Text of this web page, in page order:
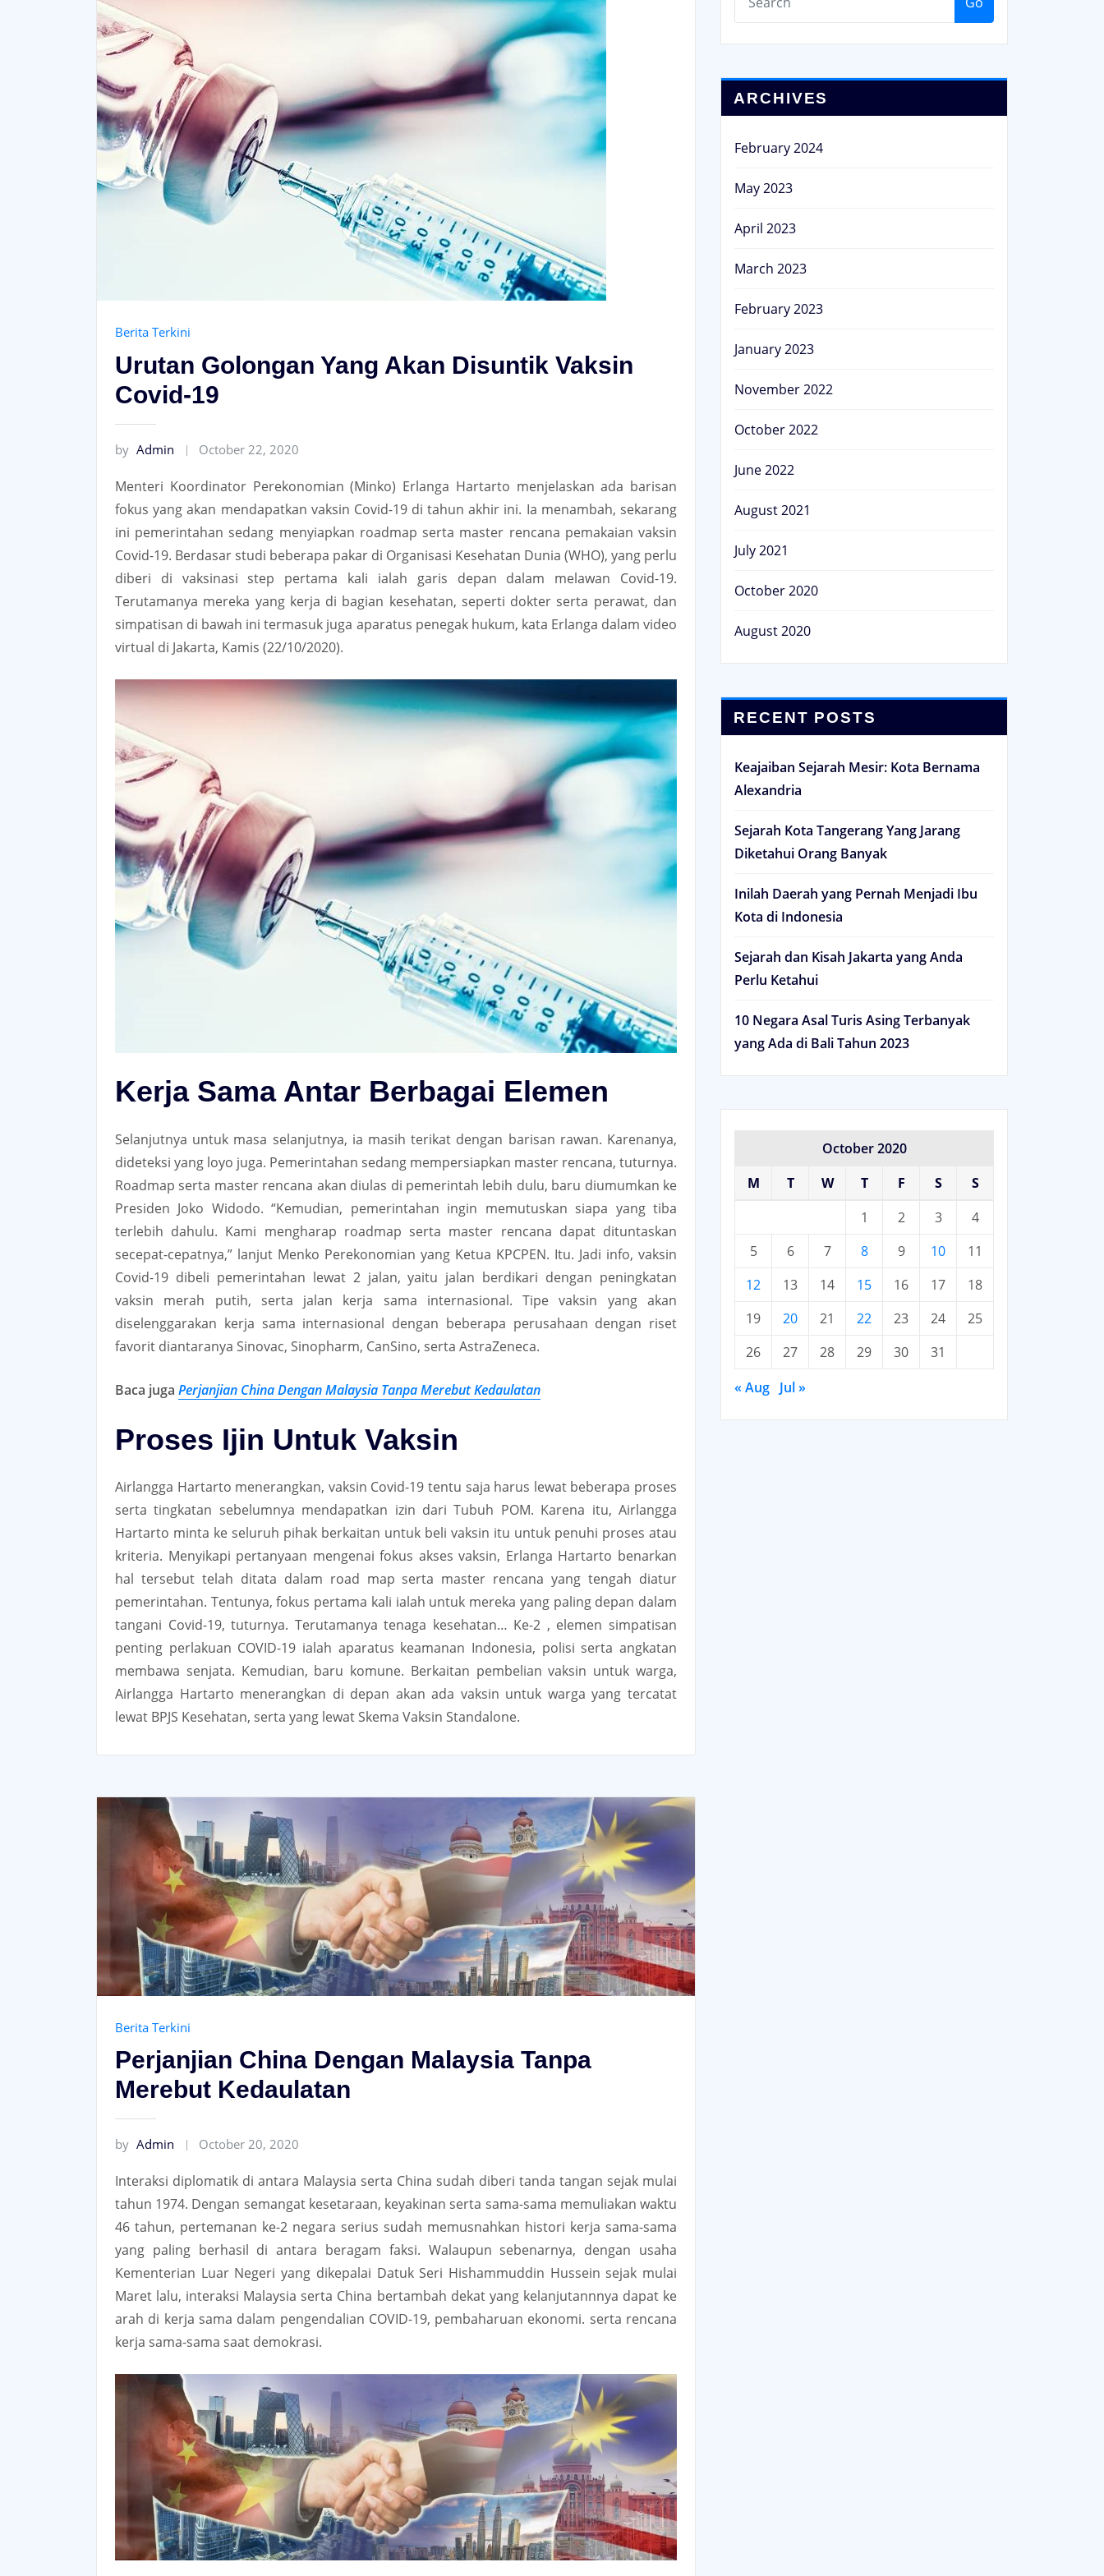
Berita Terkini
Urutan Golongan Yang Akan Disuntik Vaksin
Covid-19
by Admin October 22, 2020
Menteri Koordinator Perekonomian (Minko) Erlanga Hartarto menjelaskan ada barisan
fokus yang akan mendapatkan vaksin Covid-19 di tahun akhir ini. Ia menambah, sekarang
ini pemerintahan sedang menyiapkan roadmap serta master rencana pemakaian vaksin
Covid-19. Berdasar studi beberapa pakar di Organisasi Kesehatan Dunia (WHO), yang perlu
diberi di vaksinasi step pertama kali ialah garis depan dalam melawan Covid-19.
Terutamanya mereka yang kerja di bagian kesehatan, seperti dokter serta perawat, dan
simpatisan di bawah ini termasuk juga aparatus penegak hukum, kata Erlanga dalam video
virtual di Jakarta, Kamis (22/10/2020).
Kerja Sama Antar Berbagai Elemen
Selanjutnya untuk masa selanjutnya, ia masih terikat dengan barisan rawan. Karenanya,
dideteksi yang loyo juga. Pemerintahan sedang mempersiapkan master rencana, tuturnya.
Roadmap serta master rencana akan diulas di pemerintah lebih dulu, baru diumumkan ke
Presiden Joko Widodo. “Kemudian, pemerintahan ingin memutuskan siapa yang tiba
terlebih dahulu. Kami mengharap roadmap serta master rencana dapat dituntaskan
secepat-cepatnya,” lanjut Menko Perekonomian yang Ketua KPCPEN. Itu. Jadi info, vaksin
Covid-19 dibeli pemerintahan lewat 2 jalan, yaitu jalan berdikari dengan peningkatan
vaksin merah putih, serta jalan kerja sama internasional. Tipe vaksin yang akan
diselenggarakan kerja sama internasional dengan beberapa perusahaan dengan riset
favorit diantaranya Sinovac, Sinopharm, CanSino, serta AstraZeneca.
Baca juga Perjanjian China Dengan Malaysia Tanpa Merebut Kedaulatan
Proses Ijin Untuk Vaksin
Airlangga Hartarto menerangkan, vaksin Covid-19 tentu saja harus lewat beberapa proses
serta tingkatan sebelumnya mendapatkan izin dari Tubuh POM. Karena itu, Airlangga
Hartarto minta ke seluruh pihak berkaitan untuk beli vaksin itu untuk penuhi proses atau
kriteria. Menyikapi pertanyaan mengenai fokus akses vaksin, Erlanga Hartarto benarkan
hal tersebut telah ditata dalam road map serta master rencana yang tengah diatur
pemerintahan. Tentunya, fokus pertama kali ialah untuk mereka yang paling depan dalam
tangani Covid-19, tuturnya. Terutamanya tenaga kesehatan… Ke-2 , elemen simpatisan
penting perlakuan COVID-19 ialah aparatus keamanan Indonesia, polisi serta angkatan
membawa senjata. Kemudian, baru komune. Berkaitan pembelian vaksin untuk warga,
Airlangga Hartarto menerangkan di depan akan ada vaksin untuk warga yang tercatat
lewat BPJS Kesehatan, serta yang lewat Skema Vaksin Standalone.
Berita Terkini
Perjanjian China Dengan Malaysia Tanpa
Merebut Kedaulatan
by Admin October 20, 2020
Interaksi diplomatik di antara Malaysia serta China sudah diberi tanda tangan sejak mulai
tahun 1974. Dengan semangat kesetaraan, keyakinan serta sama-sama memuliakan waktu
46 tahun, pertemanan ke-2 negara serius sudah memusnahkan histori kerja sama-sama
yang paling berhasil di antara beragam faksi. Walaupun sebenarnya, dengan usaha
Kementerian Luar Negeri yang dikepalai Datuk Seri Hishammuddin Hussein sejak mulai
Maret lalu, interaksi Malaysia serta China bertambah dekat yang kelanjutannnya dapat ke
arah di kerja sama dalam pengendalian COVID-19, pembaharuan ekonomi. serta rencana
kerja sama-sama saat demokrasi.
ARCHIVES
February 2024
May 2023
April 2023
March 2023
February 2023
January 2023
November 2022
October 2022
June 2022
August 2021
July 2021
October 2020
August 2020
RECENT POSTS
Keajaiban Sejarah Mesir: Kota Bernama
Alexandria
Sejarah Kota Tangerang Yang Jarang
Diketahui Orang Banyak
Inilah Daerah yang Pernah Menjadi Ibu
Kota di Indonesia
Sejarah dan Kisah Jakarta yang Anda
Perlu Ketahui
10 Negara Asal Turis Asing Terbanyak
yang Ada di Bali Tahun 2023
October 2020
M
T W T F S
S
1
2 3
4
5
6 7 8 9 10
11
12
13 14 15 16 17
18
19
20 21 22 23 24
25
26
27 28 29 30
31
« Aug Jul »